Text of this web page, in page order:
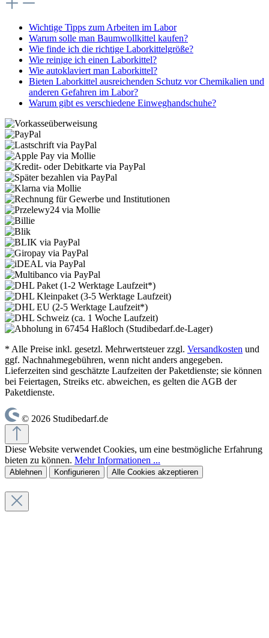
Wichtige Tipps zum Arbeiten im Labor
Warum solle man Baumwollkittel kaufen?
Wie finde ich die richtige Laborkittelgröße?
Wie reinige ich einen Laborkittel?
Wie autoklaviert man Laborkittel?
Bieten Laborkittel ausreichenden Schutz vor Chemikalien und
anderen Gefahren im Labor?
Warum gibt es verschiedene Einweghandschuhe?
* Alle Preise inkl. gesetzl. Mehrwertsteuer zzgl. Versandkosten und
ggf. Nachnahmegebühren, wenn nicht anders angegeben.
Lieferzeiten sind geschätzte Laufzeiten der Paketdienste; sie können
bei Feiertagen, Streiks etc. abweichen, es gelten die AGB der
Paketdienste.
© 2026 Studibedarf.de
Diese Website verwendet Cookies, um eine bestmögliche Erfahrung
bieten zu können. Mehr Informationen ...
Ablehnen Konfigurieren Alle Cookies akzeptieren